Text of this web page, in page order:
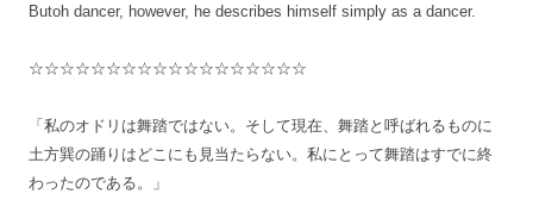
Butoh dancer, however, he describes himself simply as a dancer.
☆☆☆☆☆☆☆☆☆☆☆☆☆☆☆☆☆☆
「私のオドリは舞踏ではない。そして現在、舞踏と呼ばれるものに
土方巽の踊りはどこにも見当たらない。私にとって舞踏はすでに終
わったのである。」